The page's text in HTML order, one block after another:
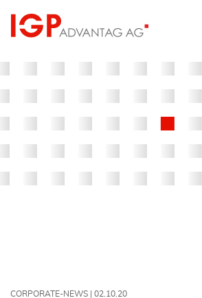
CORPORATE-NEWS | 02.10.20